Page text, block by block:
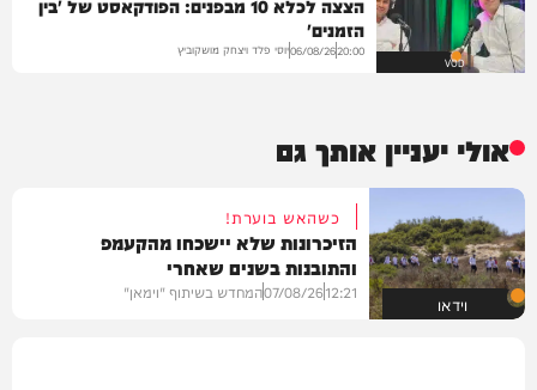
VOD
הזמנים'
20:00
06/08/26יוסי פלד ויצחק מושקוביץ
אולי יעניין אותך גם
וידאו
כשהאש בוערת!
הזיכרונות שלא יישכחו מהקעמפ
והתובנות בשנים שאחרי
12:21
07/08/26המחדש בשיתוף "וימאן"